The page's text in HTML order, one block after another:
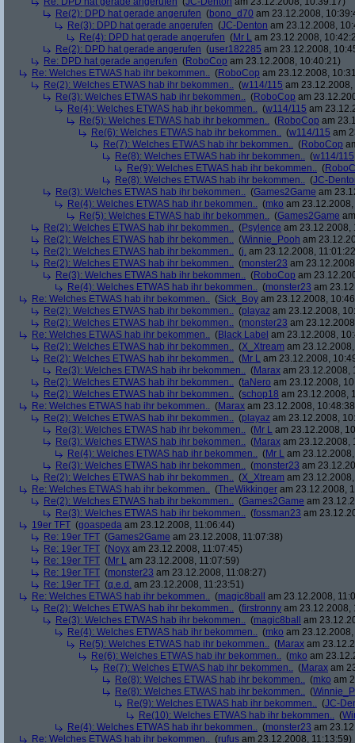
Re(2): DPD hat gerade angerufen (bono_d70 am 23.12.2008,
Re(3): DPD hat gerade angerufen (JC-Denton am 23.12.2008,
Re(4): DPD hat gerade angerufen (Mr L am 23.12.2008,
Re(2): DPD hat gerade angerufen (user182285 am 23.12.2008,
Re: DPD hat gerade angerufen (RoboCop am 23.12.2008, 10:40:21)
Re: Welches ETWAS hab ihr bekommen.. (RoboCop am 23.12.2008,
Re(2): Welches ETWAS hab ihr bekommen.. (w114/115 am
Re(3): Welches ETWAS hab ihr bekommen.. (RoboCop am
Re(4): Welches ETWAS hab ihr bekommen.. (w114/115 am
Re(5): Welches ETWAS hab ihr bekommen.. (RoboCop am
Re(6): Welches ETWAS hab ihr bekommen.. (w114/115 am
Re(7): Welches ETWAS hab ihr bekommen.. (RoboCop
Re(8): Welches ETWAS hab ihr bekommen.. (w114/115
Re(9): Welches ETWAS hab ihr bekommen.. (
Re(8): Welches ETWAS hab ihr bekommen.. (JC-
Re(3): Welches ETWAS hab ihr bekommen.. (Games2Game am
Re(4): Welches ETWAS hab ihr bekommen.. (mko am
Re(5): Welches ETWAS hab ihr bekommen.. (Games2Game
Re(2): Welches ETWAS hab ihr bekommen.. (Psylence am 23.12.2008,
Re(2): Welches ETWAS hab ihr bekommen.. (Winnie_Pooh am
Re(2): Welches ETWAS hab ihr bekommen.. (j. am 23.12.2008,
Re(2): Welches ETWAS hab ihr bekommen.. (monster23 am
Re(3): Welches ETWAS hab ihr bekommen.. (RoboCop am
Re(4): Welches ETWAS hab ihr bekommen.. (monster23 am
Re: Welches ETWAS hab ihr bekommen.. (Sick_Boy am 23.12.2008,
Re(2): Welches ETWAS hab ihr bekommen.. (playaz am 23.12.2008,
Re(2): Welches ETWAS hab ihr bekommen.. (monster23 am
Re: Welches ETWAS hab ihr bekommen.. (Black Label am 23.12.2008,
Re(2): Welches ETWAS hab ihr bekommen.. (X_Xtream am
Re(2): Welches ETWAS hab ihr bekommen.. (Mr L am 23.12.2008,
Re(3): Welches ETWAS hab ihr bekommen.. (Marax am 23.12.2008,
Re(2): Welches ETWAS hab ihr bekommen.. (taNero am 23.12.2008,
Re(2): Welches ETWAS hab ihr bekommen.. (schop18 am 23.12.2008,
Re: Welches ETWAS hab ihr bekommen.. (Marax am 23.12.2008,
Re(2): Welches ETWAS hab ihr bekommen.. (playaz am 23.12.2008,
Re(3): Welches ETWAS hab ihr bekommen.. (Mr L am 23.12.2008,
Re(3): Welches ETWAS hab ihr bekommen.. (Marax am 23.12.2008,
Re(4): Welches ETWAS hab ihr bekommen.. (Mr L am
Re(3): Welches ETWAS hab ihr bekommen.. (monster23 am
Re(2): Welches ETWAS hab ihr bekommen.. (X_Xtream am
Re: Welches ETWAS hab ihr bekommen.. (TheWikkinger am 23.12.2008,
Re(2): Welches ETWAS hab ihr bekommen.. (Games2Game am
Re(3): Welches ETWAS hab ihr bekommen.. (fossman23 am
19er TFT (goaspeda am 23.12.2008, 11:06:44)
Re: 19er TFT (Games2Game am 23.12.2008, 11:07:38)
Re: 19er TFT (Noyx am 23.12.2008, 11:07:45)
Re: 19er TFT (Mr L am 23.12.2008, 11:07:59)
Re: 19er TFT (monster23 am 23.12.2008, 11:08:27)
Re: 19er TFT (q.e.d. am 23.12.2008, 11:23:51)
Re: Welches ETWAS hab ihr bekommen.. (magic8ball
am 23.12.2008,
Re(2): Welches ETWAS hab ihr bekommen.. (firstronny am 23.12.2008,
Re(3): Welches ETWAS hab ihr bekommen.. (magic8ball
am
Re(4): Welches ETWAS hab ihr bekommen.. (mko am
Re(5): Welches ETWAS hab ihr bekommen.. (Marax am
Re(6): Welches ETWAS hab ihr bekommen.. (mko am
Re(7): Welches ETWAS hab ihr bekommen.. (Marax am
Re(8): Welches ETWAS hab ihr bekommen.. (mko am
Re(8): Welches ETWAS hab ihr bekommen.. (
Re(9): Welches ETWAS hab ihr bekommen.. (JC-
Re(10): Welches ETWAS hab ihr bekommen.. (
Re(4): Welches ETWAS hab ihr bekommen.. (monster23 am
Re: Welches ETWAS hab ihr bekommen.. (rufus am 23.12.2008, 11:13:59)